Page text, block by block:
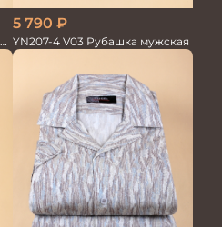
5 790 ₽
YN207-4 V03 Рубашка мужская